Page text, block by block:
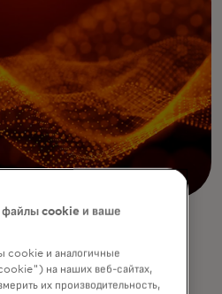
opens in a new tab
файлы cookie и ваше
cookie и аналогичные
на наших веб-сайтах,
их производительность,